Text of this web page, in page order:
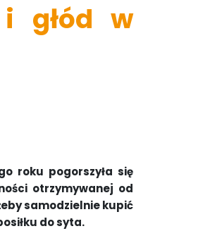
głód w
roku pogorszyła się
otrzymywanej od
samodzielnie kupić
do syta.